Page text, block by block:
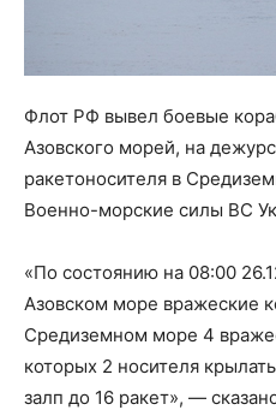
Флот РФ вывел боевые
Азовского морей, на
ракетоносителя в
Военно-морские силы ВС
«По состоянию на 08:00
Азовском море вражеские
Средиземном море 4
которых 2 носителя
залп до 16 ракет», —